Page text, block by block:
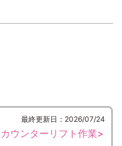
最終更新日：2026/07/24
ウンターリフト作業>